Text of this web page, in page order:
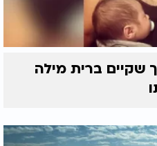
שקיים ברית מילה